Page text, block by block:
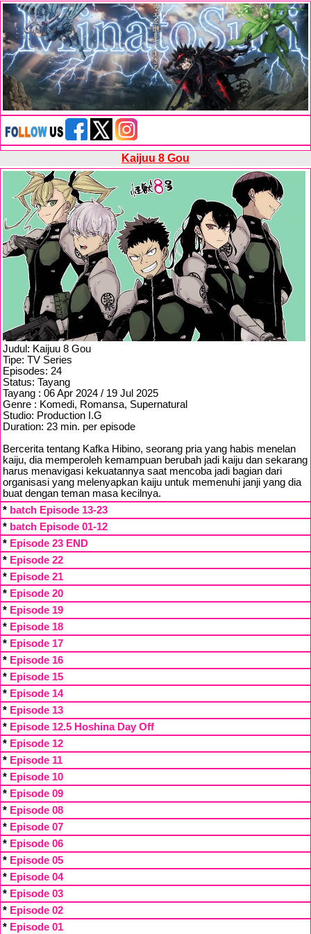
Kaijuu 8 Gou
Judul: Kaijuu 8 Gou
Tipe: TV Series
Episodes: 24
Status: Tayang
Tayang : 06 Apr 2024 / 19 Jul 2025
Genre : Komedi, Romansa, Supernatural
Studio: Production I.G
Duration: 23 min. per episode
Bercerita tentang Kafka Hibino, seorang pria yang habis menelan
kaiju, dia memperoleh kemampuan berubah jadi kaiju dan sekarang
harus menavigasi kekuatannya saat mencoba jadi bagian dari
organisasi yang melenyapkan kaiju untuk memenuhi janji yang dia
buat dengan teman masa kecilnya.
* batch Episode 13-23
* batch Episode 01-12
* Episode 23 END
* Episode 22
* Episode 21
* Episode 20
* Episode 19
* Episode 18
* Episode 17
* Episode 16
* Episode 15
* Episode 14
* Episode 13
* Episode 12.5 Hoshina Day Off
* Episode 12
* Episode 11
* Episode 10
* Episode 09
* Episode 08
* Episode 07
* Episode 06
* Episode 05
* Episode 04
* Episode 03
* Episode 02
* Episode 01